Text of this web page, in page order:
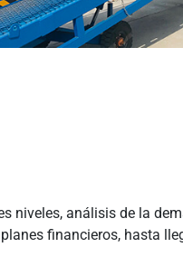
niveles, análisis de la
financieros, hasta